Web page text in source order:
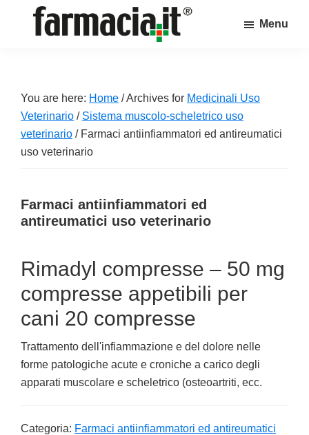
sul
mondo
della
farmacia
Menu
You are here: Home /Archives for Medicinali Uso
Veterinario / Sistema muscolo-scheletrico uso
veterinario /Farmaci antiinfiammatori ed antireumatici
uso veterinario
Farmaci antiinfiammatori ed
antireumatici uso veterinario
Rimadyl compresse – 50 mg
compresse appetibili per
cani 20 compresse
Trattamento dell'infiammazione e del dolore nelle
forme patologiche acute e croniche a carico degli
apparati muscolare e scheletrico (osteoartriti, ecc.
Categoria: Farmaci antiinfiammatori ed antireumatici